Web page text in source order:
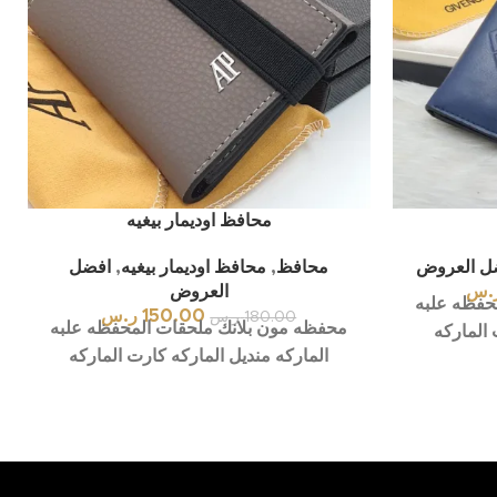
العروض
علبه
الماركه
محافظ اوديمار بيغيه
محافظ, محافظ اوديمار بيغيه, افضل
العروض
180.00 ر.س 150.00 ر.س
محفظه مون بلانك ملحقات المحفظه علبه
الماركه منديل الماركه كارت الماركه